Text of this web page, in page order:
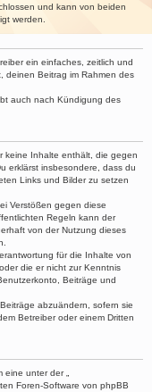
und kann von beiden
werden.
ein einfaches, zeitlich und
deinen Beitrag im Rahmen des
auch nach Kündigung des
keine Inhalte enthält, die gegen
erklärst insbesondere, dass du
Links und Bilder zu setzen
Verstößen gegen diese
Regeln kann der
von der Nutzung dieses
für die Inhalte von
die er nicht zur Kenntnis
Beiträge und
abzuändern, sofern sie
Betreiber oder einem Dritten
unter der „
Foren-Software von phpBB